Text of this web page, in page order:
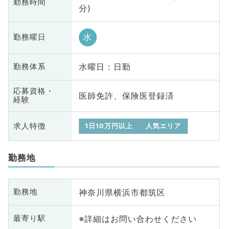
勤務時間
分)
勤務曜日 水
勤務体系 水曜日 : 日勤
応募資格・
経験
医師免許、保険医登録済
求人特徴 1日10万円以上 人気エリア
勤務地
勤務地 神奈川県横浜市都筑区
最寄り駅 ※詳細はお問い合わせください